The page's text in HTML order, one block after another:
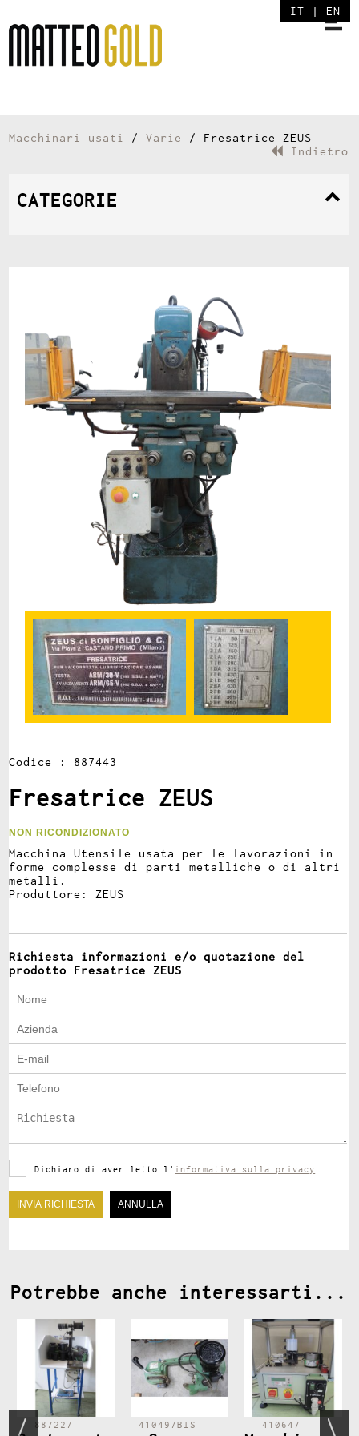
IT | EN
Macchinari usati /Varie
/ Fresatrice ZEUS
Indietro
CATEGORIE
Codice : 887443
Fresatrice ZEUS
NON RICONDIZIONATO
Macchina Utensile usata per le lavorazioni in
forme complesse di parti metalliche o di altri
metalli.
Produttore: ZEUS
Richiesta informazioni e/o quotazione del
prodotto Fresatrice ZEUS
Dichiaro di aver letto l' informativa sulla privacy
Potrebbe anche interessarti...
887227 410497BIS 410647